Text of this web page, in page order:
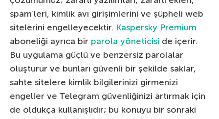
spam’leri, kimlik avı girişimlerini ve şüpheli web
sitelerini engelleyecektir. Kaspersky Premium
aboneliği ayrıca bir parola yöneticisi de içerir.
Bu uygulama güçlü ve benzersiz parolalar
oluşturur ve bunları güvenli bir şekilde saklar,
sahte sitelere kimlik bilgilerinizi girmenizi
engeller ve Telegram güvenliğinizi artırmak için
de oldukça kullanışlıdır; bu konuyu bir sonraki